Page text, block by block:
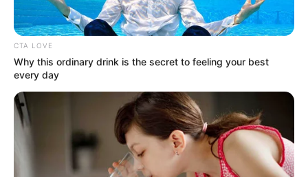
CTA LOVE
Why this ordinary drink is the secret to feeling your best
every day